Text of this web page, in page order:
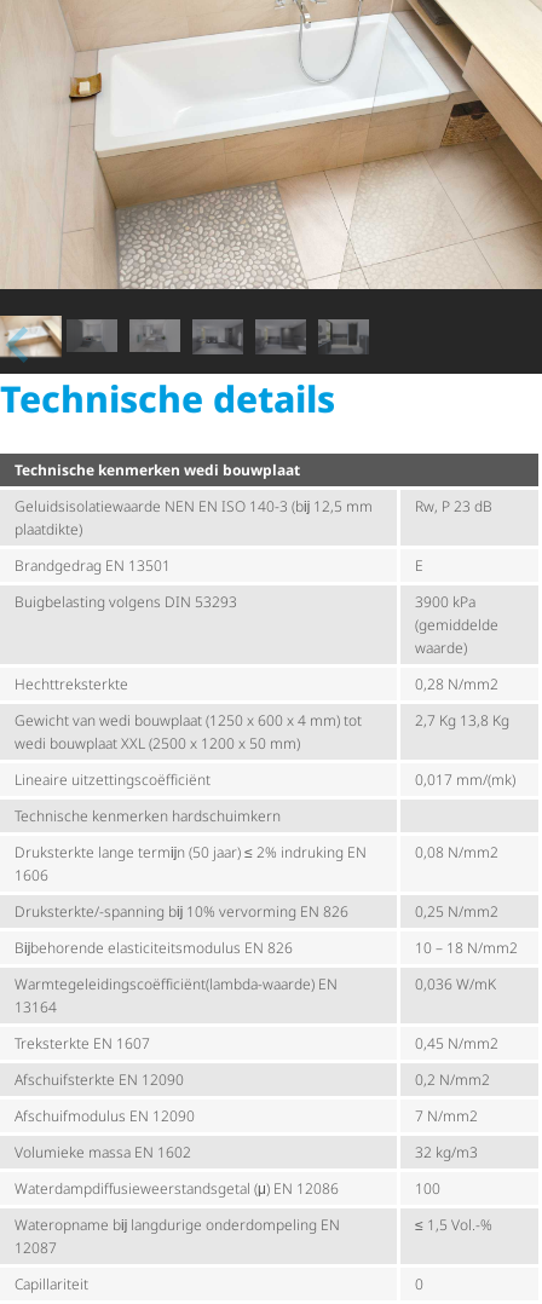
Technische details
Technische kenmerken wedi bouwplaat
Geluids­iso­la­tie­waarde NEN EN ISO 140-3 (bĳ 12,5 mm
plaatdikte)
Rw, P 23 dB
Brandgedrag EN 13501
E
Buigbelasting volgens DIN 53293
3900 kPa
(gemiddelde
waarde)
Hecht­trek­sterkte
0,28 N/mm2
Gewicht van wedi bouwplaat (1250 x 600 x 4 mm) tot
wedi bouwplaat XXL (2500 x 1200 x 50 mm)
2,7 Kg 13,8 Kg
Lineaire uitzet­tings­co­ëf­fi­ciënt
0,017 mm/(mk)
Technische kenmerken hardschuimkern
Druksterkte lange termĳn (50 jaar) ≤ 2% indruking EN
1606
0,08 N/mm2
Druksterkte/-spanning bĳ 10% vervorming EN 826
0,25 N/mm2
Bĳbehorende elas­ti­ci­teits­mo­dulus EN 826
10 – 18 N/mm2
Warm­te­ge­lei­dings­co­ëf­fi­ciënt(lambda-waarde) EN
13164
0,036 W/mK
Treksterkte EN 1607
0,45 N/mm2
Afschuif­sterkte EN 12090
0,2 N/mm2
Afschuif­mo­dulus EN 12090
7 N/mm2
Volumieke massa EN 1602
32 kg/m3
Water­damp­dif­fu­sie­weer­stands­getal (μ) EN 12086
100
Wateropname bĳ langdurige onderdompeling EN
12087
≤ 1,5 Vol.-%
Capillariteit
0